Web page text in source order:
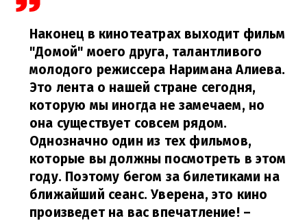
Наконец в кинотеатрах выходит фильм
"Домой" моего друга, талантливого
молодого режиссера Наримана Алиева.
Это лента о нашей стране сегодня,
которую мы иногда не замечаем, но
она существует совсем рядом.
Однозначно один из тех фильмов,
которые вы должны посмотреть в этом
году. Поэтому бегом за билетиками на
ближайший сеанс. Уверена, это кино
произведет на вас впечатление!–